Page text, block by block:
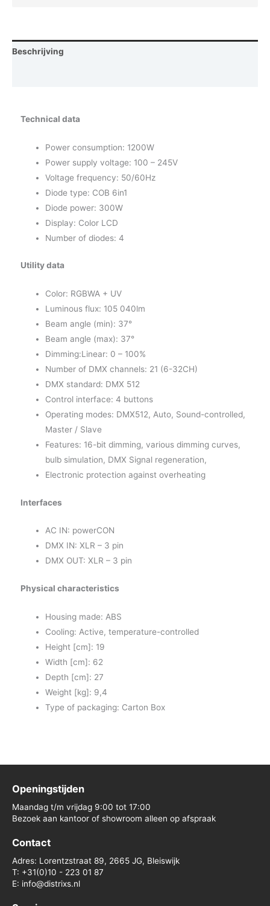
Beschrijving
Technical data
Power consumption: 1200W
Power supply voltage: 100 – 245V
Voltage frequency: 50/60Hz
Diode type: COB 6in1
Diode power: 300W
Display: Color LCD
Number of diodes: 4
Utility data
Color: RGBWA + UV
Luminous flux: 105 040lm
Beam angle (min): 37°
Beam angle (max): 37°
Dimming:Linear: 0 – 100%
Number of DMX channels: 21 (6-32CH)
DMX standard: DMX 512
Control interface: 4 buttons
Operating modes: DMX512, Auto, Sound-controlled,
Master / Slave
Features: 16-bit dimming, various dimming curves,
bulb simulation, DMX Signal regeneration,
Electronic protection against overheating
Interfaces
AC IN: powerCON
DMX IN: XLR – 3 pin
DMX OUT: XLR – 3 pin
Physical characteristics
Housing made: ABS
Cooling: Active, temperature-controlled
Height [cm]: 19
Width [cm]: 62
Depth [cm]: 27
Weight [kg]: 9,4
Type of packaging: Carton Box
Openingstijden
Maandag t/m vrijdag 9:00 tot 17:00
Bezoek aan kantoor of showroom alleen op afspraak
Contact
Adres: Lorentzstraat 89, 2665 JG, Bleiswijk
T: +31(0)10 - 223 01 87
E: info@distrixs.nl